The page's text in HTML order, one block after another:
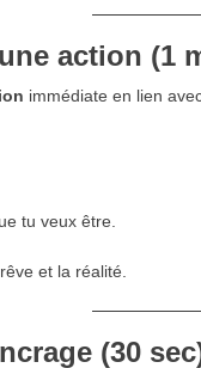
action (1
immédiate en lien
tu veux être.
et la réalité.
(30